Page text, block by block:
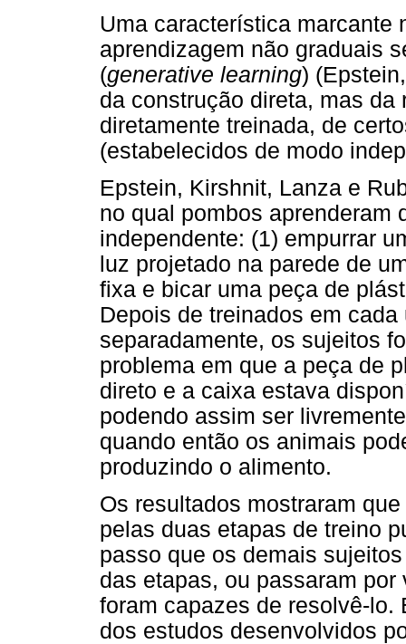
Uma característica marcante
aprendizagem não graduais
(generative learning)
da construção direta, mas
diretamente treinada, de
(estabelecidos de modo
Epstein, Kirshnit, Lanza e
no qual pombos aprenderam
independente: (1) empurrar
luz projetado na parede de
fixa e bicar uma peça de
Depois de treinados em
separadamente, os sujeitos
problema em que a peça de
direto e a caixa estava
podendo assim ser
quando então os animais
produzindo o alimento.
Os resultados mostraram
pelas duas etapas de treino
passo que os demais
das etapas, ou passaram
foram capazes de resolvê-lo.
dos estudos desenvolvidos